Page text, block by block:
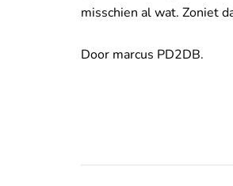
misschien al wat. Zoniet
Door marcus PD2DB.